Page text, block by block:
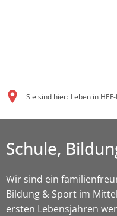
Sie sind hier: Leben in HEF-
Bildung
&
Sport
Schule,
Wir sind ein
Bildung & Sport im
ersten Lebensjahren